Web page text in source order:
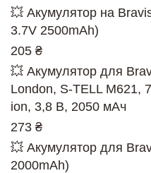
💥 Акумулятор на
3.7V 2500mAh)
205 ₴
💥 Акумулятор для
London, S-TELL
ion, 3,8 В, 2050 мАч
273 ₴
💥 Акумулятор для
2000mAh)